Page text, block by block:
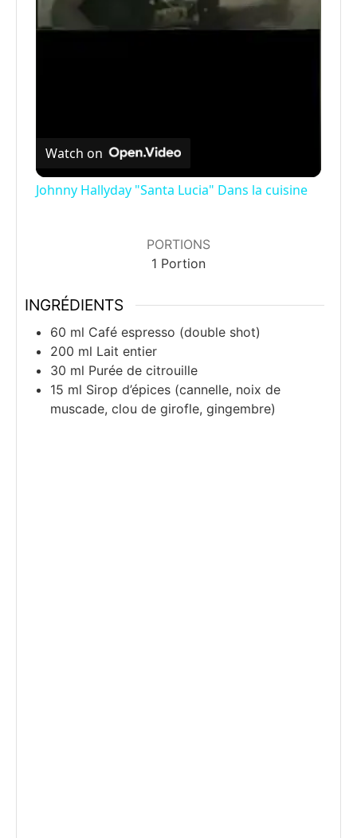
i
d
o
Watch on
Johnny Hallyday "Santa Lucia" Dans la cuisine
PORTIONS
1 Portion
INGRÉDIENTS
60 ml Café espresso (double shot)
200 ml Lait entier
30 ml Purée de citrouille
15 ml Sirop d’épices (cannelle, noix de
muscade, clou de girofle, gingembre)